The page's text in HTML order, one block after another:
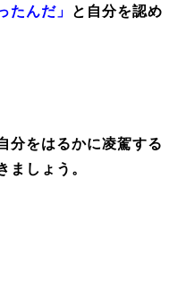
たんだ」
と自分を認め
分をはるかに凌駕する
ましょう。